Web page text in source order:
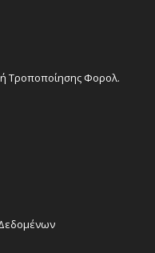
Τροποποίησης Φορολ.